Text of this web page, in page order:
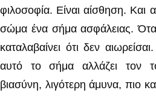
φιλοσοφία. Είναι αίσθηση. Και
σώμα ένα σήμα ασφάλειας.
καταλαβαίνει ότι δεν
αυτό το σήμα αλλάζει τον
βιασύνη, λιγότερη άμυνα, πιο